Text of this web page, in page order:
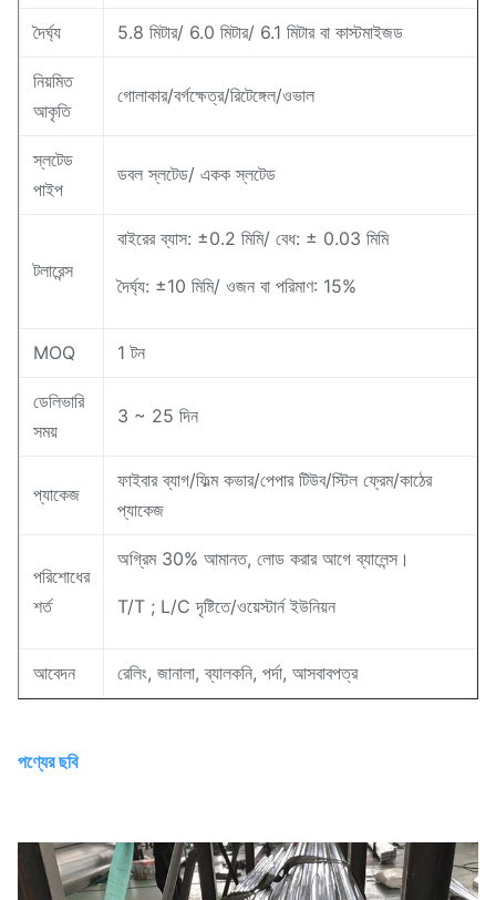
দৈর্ঘ্য 5.8 মিটার/ 6.0 মিটার/ 6.1 মিটার বা কাস্টমাইজড
নিয়মিত
আকৃতি
গোলাকার/বর্গক্ষেত্র/রিটেঙ্গেল/ওভাল
স্লটেড
পাইপ
ডবল স্লটেড/ একক স্লটেড
টলারেন্স
বাইরের ব্যাস: ±0.2 মিমি/ বেধ: ± 0.03 মিমি
দৈর্ঘ্য: ±10 মিমি/ ওজন বা পরিমাণ: 15%
MOQ 1 টন
ডেলিভারি
সময়
3 ~ 25 দিন
প্যাকেজ
ফাইবার ব্যাগ/ফিল্ম কভার/পেপার টিউব/স্টিল ফ্রেম/কাঠের
প্যাকেজ
পরিশোধের
শর্ত
অগ্রিম 30% আমানত, লোড করার আগে ব্যালেন্স।
T/T ; L/C দৃষ্টিতে/ওয়েস্টার্ন ইউনিয়ন
আবেদন রেলিং, জানালা, ব্যালকনি, পর্দা, আসবাবপত্র
পণ্যের ছবি